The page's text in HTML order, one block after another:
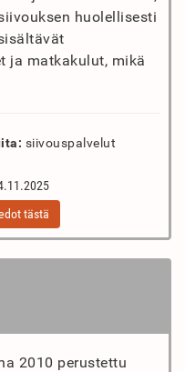
huolellisesti
ja matkakulut, mikä
siivouspalvelut
tästä
2010 perustettu